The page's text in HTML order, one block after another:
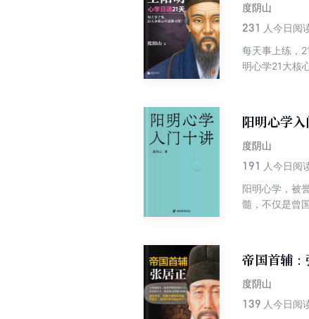
度阴山
231 人今日阅
每天事上练，
明心学21大核
阳明心学入
度阴山
191 人今日阅
阳明心学，被
髓，不仅是曾
面临选择困难
在纷扰世界中
帝国首辅：
度阴山
139 人今日阅